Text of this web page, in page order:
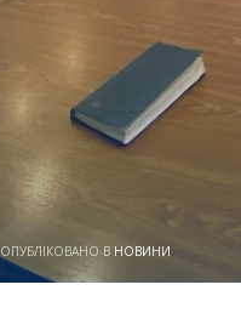
ОПУБЛІКОВАНО В НОВИНИ